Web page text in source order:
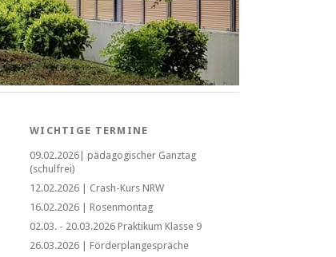
WICHTIGE TERMINE
09.02.2026| pädagogischer Ganztag
(schulfrei)
12.02.2026 | Crash-Kurs NRW
16.02.2026 | Rosenmontag
02.03. - 20.03.2026 Praktikum Klasse 9
26.03.2026 | Förderplangespräche